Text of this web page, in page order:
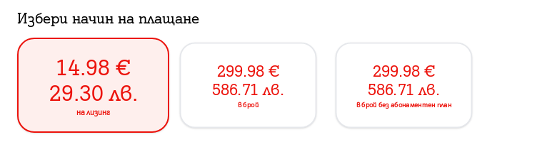
Избери начин на плащане
14.98 €
29.30 лв.
на лизинг
299.98 €
586.71 лв.
в брой
299.98 €
586.71 лв.
в брой без абонаментен план